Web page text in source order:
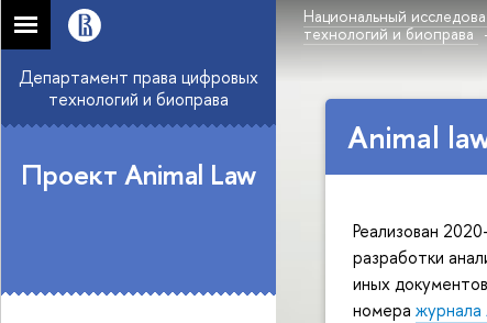
Национальный
технологий и биоправа
Департамент права цифровых
технологий и биоправа
Проект Animal Law
Animal
Реализован
разработки
иных
номера журнала